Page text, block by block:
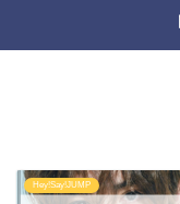
Hey!Say!JUMP